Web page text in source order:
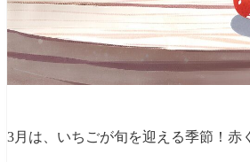
3月は、いちごが旬を迎える季節！赤